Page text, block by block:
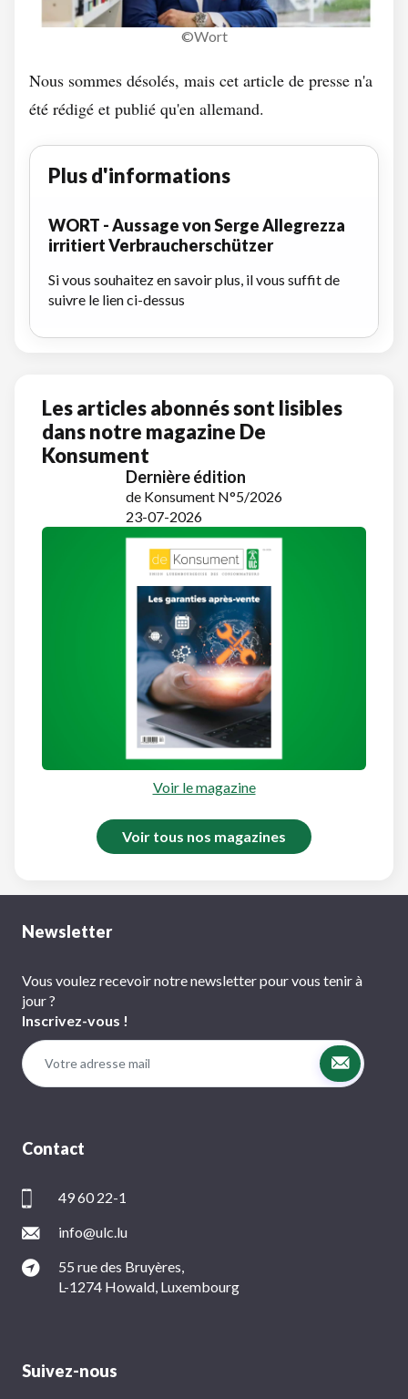
©Wort
Nous sommes désolés, mais cet article de presse n'a
été rédigé et publié qu'en allemand.
Plus d'informations
WORT - Aussage von Serge Allegrezza
irritiert Verbraucherschützer
Si vous souhaitez en savoir plus, il vous suffit de
suivre le lien ci-dessus
Les articles abonnés sont lisibles
dans notre magazine De
Konsument
Dernière édition
de Konsument N°5/2026
23-07-2026
Voir le magazine
Voir tous nos magazines
Newsletter
Vous voulez recevoir notre newsletter pour vous tenir à
jour ?
Inscrivez-vous !
Contact
49 60 22-1
info@ulc.lu
55 rue des Bruyères,
L-1274 Howald, Luxembourg
Suivez-nous